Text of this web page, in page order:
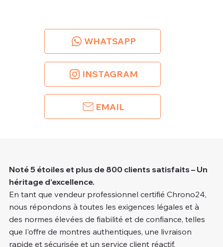
WHATSAPP
INSTAGRAM
EMAIL
Noté 5 étoiles et plus de 800 clients satisfaits – Un
héritage d’excellence.
En tant que vendeur professionnel certifié Chrono24,
nous répondons à toutes les exigences légales et à
des normes élevées de fiabilité et de confiance, telles
que l'offre de montres authentiques, une livraison
rapide et sécurisée et un service client réactif.